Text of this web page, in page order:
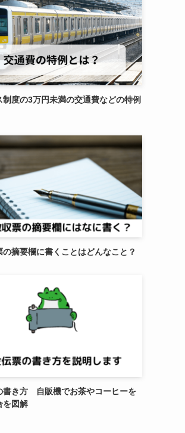
制度の3万円未満の交通費などの特例
の摘要欄に書くことはどんなこと？
書き方 自販機でお茶やコーヒーを
を図解